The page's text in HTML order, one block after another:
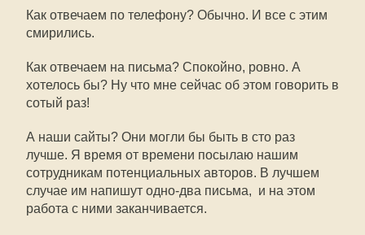
Как отвечаем по телефону? Обычно. И все с этим
смирились.
Как отвечаем на письма? Спокойно, ровно. А
хотелось бы? Ну что мне сейчас об этом говорить в
сотый раз!
А наши сайты? Они могли бы быть в сто раз
лучше. Я время от времени посылаю нашим
сотрудникам потенциальных авторов. В лучшем
случае им напишут одно-два письма, и на этом
работа с ними заканчивается.